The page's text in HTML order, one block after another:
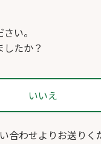
い。
たか？
合わせよりお送りく